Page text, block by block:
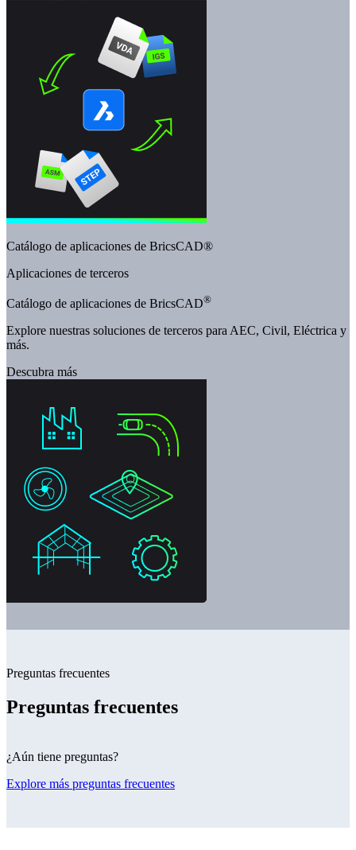
Catálogo de aplicaciones de BricsCAD®
Aplicaciones de terceros
Catálogo de aplicaciones de BricsCAD®
Explore nuestras soluciones de terceros para AEC, Civil, Eléctrica y
más.
Descubra más
Preguntas frecuentes
Preguntas frecuentes
¿Aún tiene preguntas?
Explore más preguntas frecuentes